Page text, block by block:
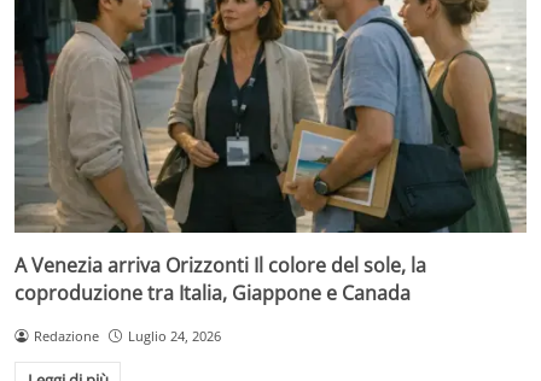
A Venezia arriva Orizzonti Il colore del sole, la
coproduzione tra Italia, Giappone e Canada
Redazione Luglio 24, 2026